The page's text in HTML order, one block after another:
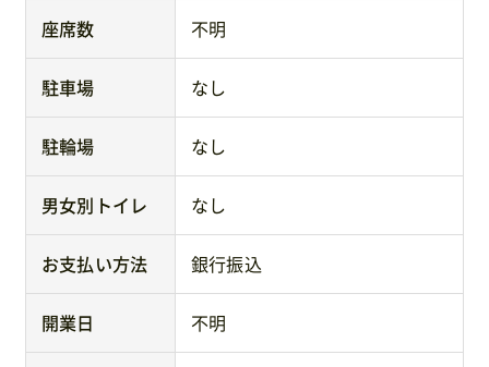
座席数 不明
駐車場 なし
駐輪場 なし
男女別トイレ なし
お支払い方法 銀行振込
開業日 不明